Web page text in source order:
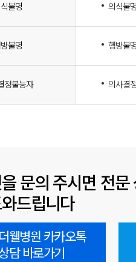
불명 의식불
불명 행방불
정불능자 의사결
문의 주시면 전문
드립니다
더웰병원 카카오톡
담 바로가기